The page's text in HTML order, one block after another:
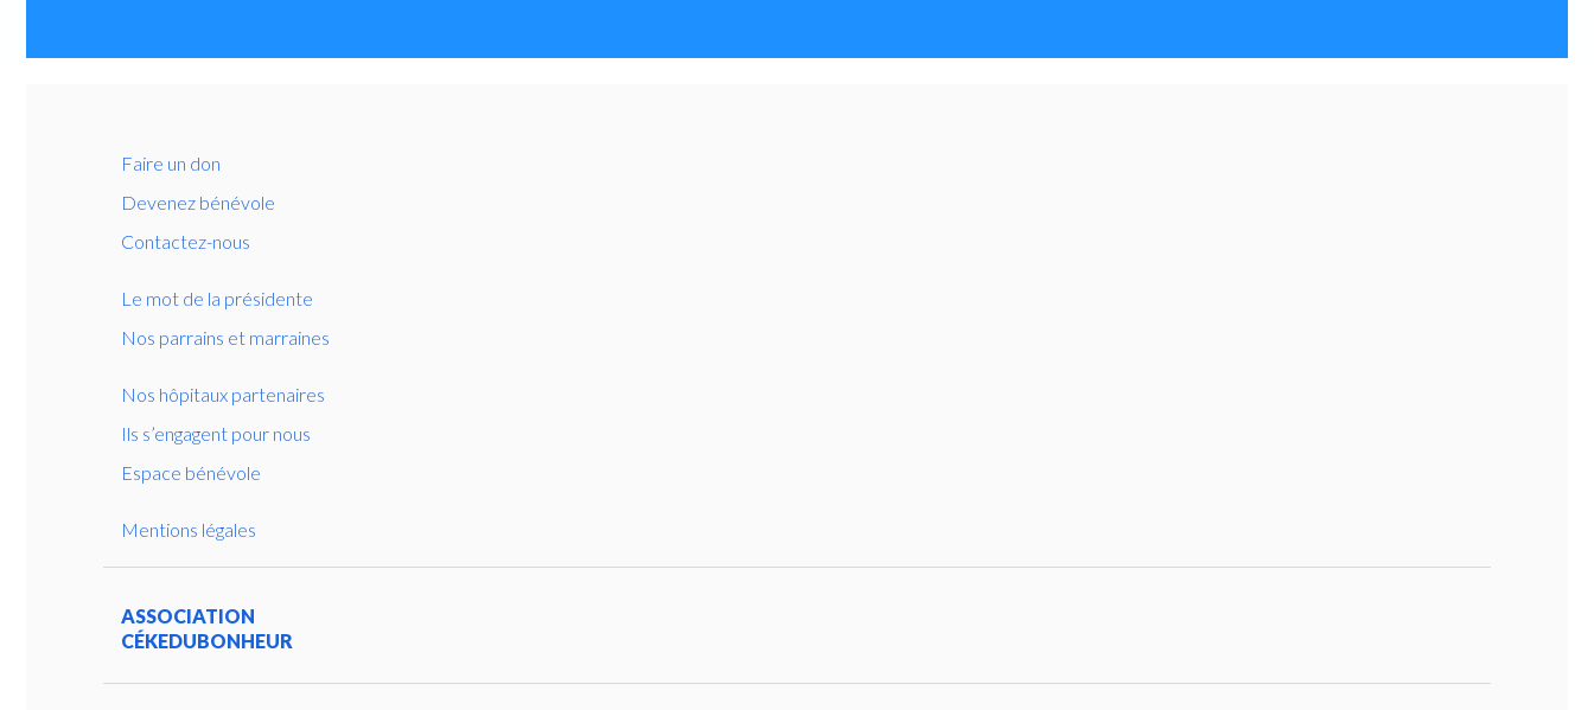
Faire un don
Devenez bénévole
Contactez-nous
Le mot de la présidente
Nos parrains et marraines
Nos hôpitaux partenaires
Ils s’engagent pour nous
Espace bénévole
Mentions légales
ASSOCIATION
CÉKEDUBONHEUR